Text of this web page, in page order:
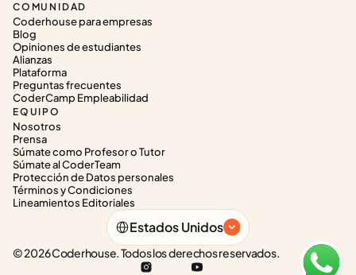
COMUNIDAD
Coderhouse para empresas
Blog
Opiniones de estudiantes
Alianzas
Plataforma
Preguntas frecuentes
CoderCamp Empleabilidad
EQUIPO
Nosotros
Prensa
Súmate como Profesor o Tutor
Súmate al CoderTeam
Protección de Datos personales
Términos y Condiciones
Lineamientos Editoriales
Select Language
Estados Unidos
© 2026 Coderhouse. Todos los derechos reservados.